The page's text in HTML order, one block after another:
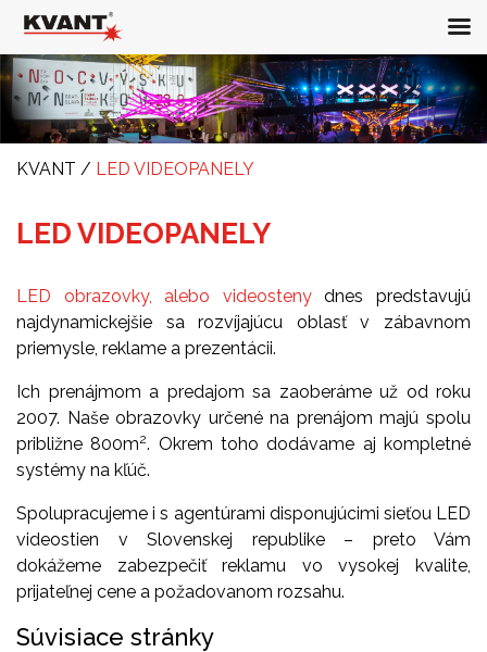
KVANT / LED VIDEOPANELY
LED VIDEOPANELY
LED obrazovky, alebo videostenydnes predstavujú
najdynamickejšie sa rozvíjajúcu oblasť v zábavnom
priemysle, reklame a prezentácii.
Ich prenájmom a predajom sa zaoberáme už od roku
2007. Naše obrazovky určené na prenájom majú spolu
približne 800m2. Okrem toho dodávame aj kompletné
systémy na kľúč.
Spolupracujeme i s agentúrami disponujúcimi sieťou LED
videostien v Slovenskej republike – preto Vám
dokážeme zabezpečiť reklamu vo vysokej kvalite,
prijateľnej cene a požadovanom rozsahu.
Súvisiace stránky